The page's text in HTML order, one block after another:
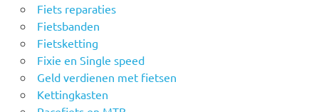
Fiets reparaties
Fietsbanden
Fietsketting
Fixie en Single speed
Geld verdienen met fietsen
Kettingkasten